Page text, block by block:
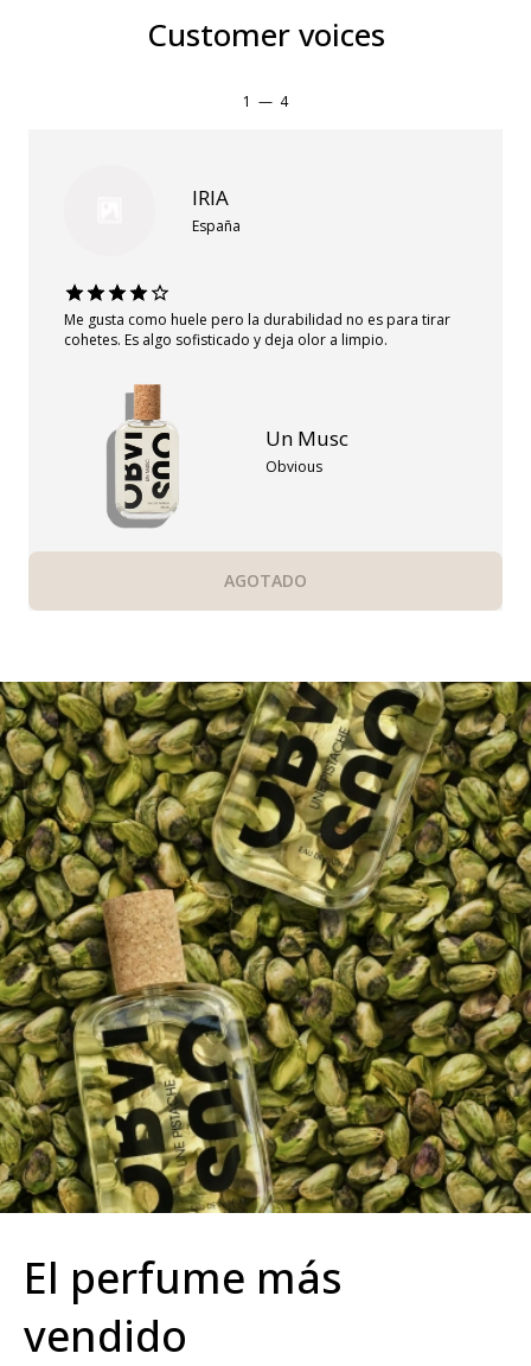
Customer voices
1 — 4
IRIA
España
Me gusta como huele pero la durabilidad no es para tirar
cohetes. Es algo sofisticado y deja olor a limpio.
Un Musc
Obvious
AGOTADO
El perfume más
vendido